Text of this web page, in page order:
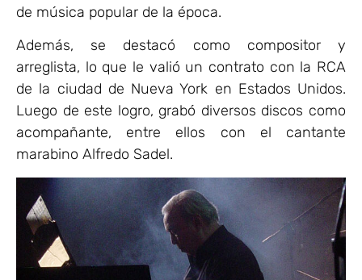
de música popular de la época.
Además, se destacó como compositor y
arreglista, lo que le valió un contrato con la RCA
de la ciudad de Nueva York en Estados Unidos.
Luego de este logro, grabó diversos discos como
acompañante, entre ellos con el cantante
marabino Alfredo Sadel.